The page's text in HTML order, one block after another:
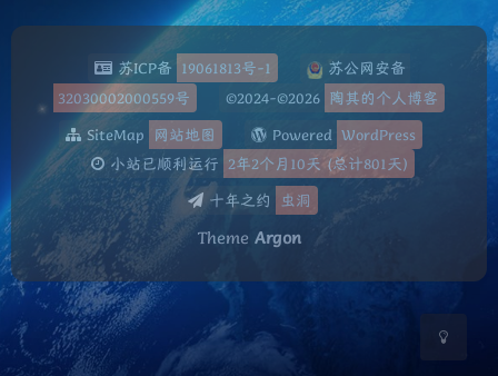
夜间模式
Sans Serif
关闭 日落
苏ICP备 19061813号-1
苏公网安备
32030002000559号
©2024-©2026 陶其的个人博客
SiteMap
网站地图 Powered WordPress
小站已顺利运行 2年2个月10天 (总计801天)
十年之约
虫洞
Theme Argon